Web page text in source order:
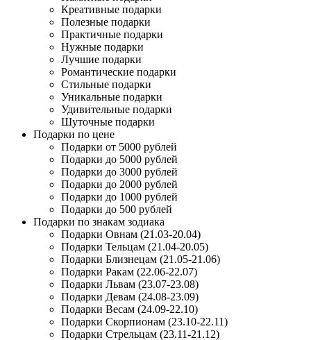
Креативные подарки
Полезные подарки
Практичные подарки
Нужные подарки
Лучшие подарки
Романтические подарки
Стильные подарки
Уникальные подарки
Удивительные подарки
Шуточные подарки
Подарки по цене
Подарки от 5000 рублей
Подарки до 5000 рублей
Подарки до 3000 рублей
Подарки до 2000 рублей
Подарки до 1000 рублей
Подарки до 500 рублей
Подарки по знакам зодиака
Подарки Овнам (21.03-20.04)
Подарки Тельцам (21.04-20.05)
Подарки Близнецам (21.05-21.06)
Подарки Ракам (22.06-22.07)
Подарки Львам (23.07-23.08)
Подарки Девам (24.08-23.09)
Подарки Весам (24.09-22.10)
Подарки Скорпионам (23.10-22.11)
Подарки Стрельцам (23.11-21.12)